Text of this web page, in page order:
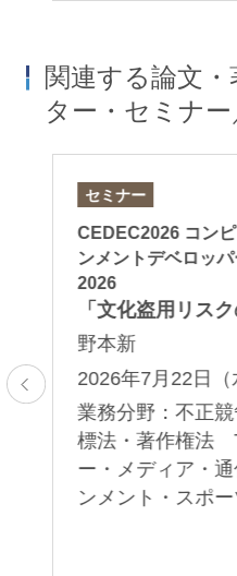
関連する論文
ター・セミナ
セミナー
CEDEC2026 コン
ンメントデベロッ
2026
「文化盗用リス
野本新
2026年7月22日（
業務分野：不正
標法・著作権法
ー・メディア・
ンメント・スポ